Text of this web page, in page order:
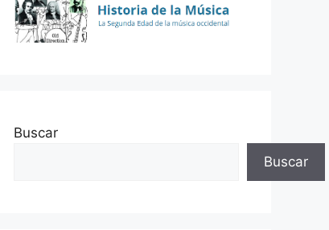
Buscar
Buscar